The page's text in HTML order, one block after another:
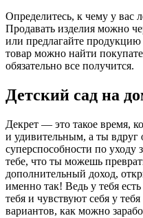
Определитесь, к чему у вас
Продавать изделия можно
или предлагайте
товар можно найти
обязательно все получится.
Детский сад на
Декрет — это такое время,
и удивительным, а ты вдруг
суперспособности по
тебе, что ты можешь
дополнительный доход,
именно так! Ведь у тебя
тебя и чувствуют себя у
вариантов, как можно